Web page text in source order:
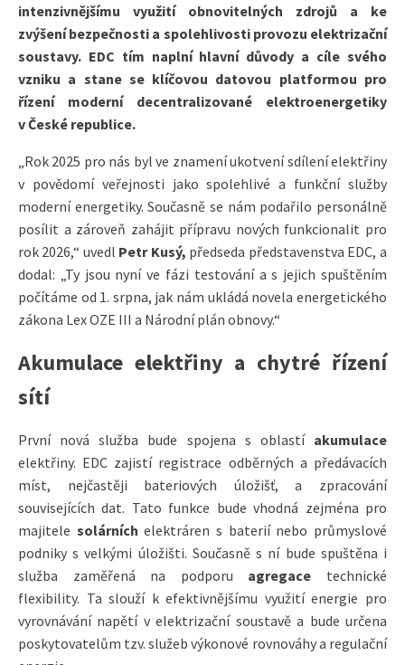
intenzivnějšímu využití obnovitelných zdrojů a ke
zvýšení bezpečnosti a spolehlivosti provozu elektrizační
soustavy. EDC tím naplní hlavní důvody a cíle svého
vzniku a stane se klíčovou datovou platformou pro
řízení moderní decentralizované elektroenergetiky
v České republice.
„Rok 2025 pro nás byl ve znamení ukotvení sdílení elektřiny
v povědomí veřejnosti jako spolehlivé a funkční služby
moderní energetiky. Současně se nám podařilo personálně
posílit a zároveň zahájit přípravu nových funkcionalit pro
rok 2026,“ uvedl Petr Kusý, předseda představenstva EDC, a
dodal: „Ty jsou nyní ve fázi testování a s jejich spuštěním
počítáme od 1. srpna, jak nám ukládá novela energetického
zákona Lex OZE III a Národní plán obnovy.“
Akumulace elektřiny a chytré řízení
sítí
První nová služba bude spojena s oblastíakumulace
elektřiny. EDC zajistí registrace odběrných a předávacích
míst, nejčastěji bateriových úložišť, a zpracování
souvisejících dat. Tato funkce bude vhodná zejména pro
majitele solárních elektráren s baterií nebo průmyslové
podniky s velkými úložišti. Současně s ní bude spuštěna i
služba zaměřená na podporu agregace technické
flexibility. Ta slouží k efektivnějšímu využití energie pro
vyrovnávání napětí v elektrizační soustavě a bude určena
poskytovatelům tzv. služeb výkonové rovnováhy a regulační